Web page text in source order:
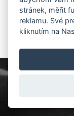
stránek, měřit
reklamu. Své
kliknutím na